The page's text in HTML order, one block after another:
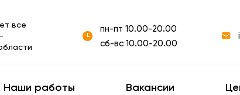
все
пн-пт 10.00-20.00
сб-вс 10.00-20.00
Наши работы Вакансии